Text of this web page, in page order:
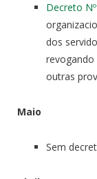
Decreto
dos
outras
Maio
Sem